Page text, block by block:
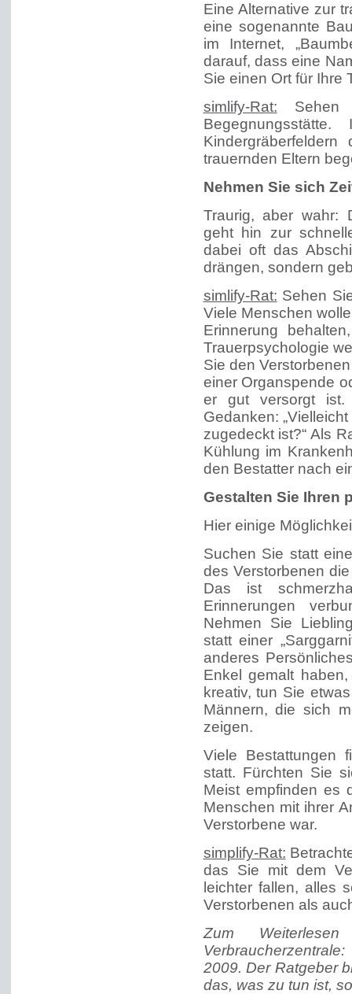
Eine Alternative zur
eine sogenannte
im Internet,
darauf, dass eine
Sie einen Ort für Ihre
simlify-Rat: Sehen
trauernden Eltern
Nehmen Sie sich
Traurig, aber wahr:
geht hin zur
dabei oft das
drängen, sondern
simlify-Rat: Sehen
Viele Menschen
Erinnerung
Trauerpsychologie
Sie den
einer Organspende
er gut versorgt ist.
Gedanken:
zugedeckt ist?“ Als
Kühlung im
den Bestatter nach
Gestalten Sie Ihren
Hier einige
Suchen Sie statt
des Verstorbenen
Das ist
Erinnerungen
Nehmen Sie
statt einer
anderes
Enkel gemalt
kreativ, tun Sie
Männern, die sich
zeigen.
Viele Bestattungen
statt. Fürchten Sie
Meist empfinden es
Menschen mit ihrer
Verstorbene war.
simplify-Rat:
das Sie mit dem
leichter fallen, alles
Verstorbenen als
Zum
2009. Der Ratgeber
das, was zu tun ist,